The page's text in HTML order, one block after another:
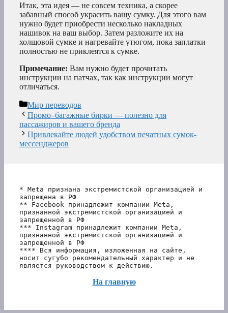
Итак, эта идея — не совсем техника, а скорее
забавный способ украсить вашу сумку. Для этого вам
нужно будет приобрести несколько накладных
нашивок на ваш выбор. Затем разложите их на
холщовой сумке и нагревайте утюгом, пока заплатки
полностью не приклеятся к сумке.
Примечание: Вам нужно будет прочитать
инструкции на патчах, так как инструкции могут
отличаться.
Рубрики
Мир переводов
Промо–багажные бирки — полезно для
пассажиров и вашего бренда
Привлекайте людей удобством печатных сумок-
мессенджеров
* Meta признана экстремистской организацией и
запрещена в РФ
** Facebook принадлежит компании Meta,
признанной экстремистской организацией и
запрещенной в РФ
*** Instagram принадлежит компании Meta,
признанной экстремистской организацией и
запрещенной в РФ
**** Вся информация, изложенная на сайте,
носит сугубо рекомендательный характер и не
является руководством к действию.
На главную